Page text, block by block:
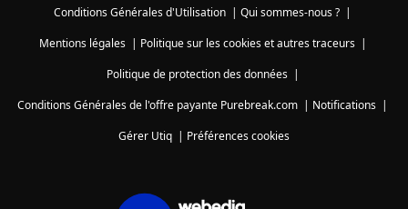
Conditions Générales d'Utilisation | Qui sommes-nous ? |
Mentions légales| Politique sur les cookies et autres traceurs|
Politique de protection des données|
Conditions Générales de l'offre payante Purebreak.com | Notifications |
Gérer Utiq | Préférences cookies